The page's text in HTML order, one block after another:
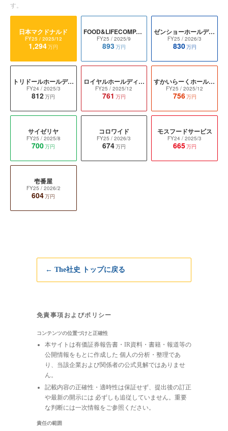
す。
日本マクドナルド
FY25 / 2025/12
1,294万円
FOOD&LIFECOMPANIES
FY25 / 2025/9
893万円
ゼンショーホールディングス
FY25 / 2026/3
830万円
トリドールホールディングス
FY24 / 2025/3
812万円
ロイヤルホールディングス
FY25 / 2025/12
761 万円
すかいらーくホールディングス
FY25 / 2025/12
756万円
サイゼリヤ
FY25 / 2025/8
700万円
コロワイド
FY25 / 2026/3
674万円
モスフードサービス
FY24 / 2025/3
665万円
壱番屋
FY25 / 2026/2
604万円
← The社史 トップに戻る
免責事項およびポリシー
コンテンツの位置づけと正確性
本サイトは有価証券報告書・IR資料・書籍・報道等の
公開情報をもとに作成した 個人の分析・整理であ
り、当該企業および関係者の公式見解ではありませ
ん。
記載内容の正確性・適時性は保証せず、提出後の訂正
や最新の開示には 必ずしも追従していません。重要
な判断には一次情報をご参照ください。
責任の範囲